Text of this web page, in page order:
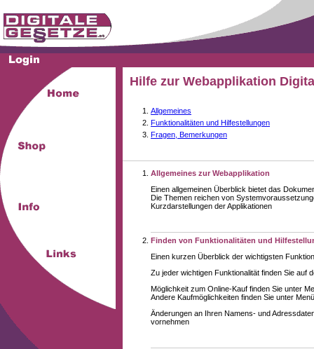
Hilfe zur Webapplikation
Allgemeines
Funktionalitäten und Hilfestellungen
Fragen, Bemerkungen
Allgemeines zur Webapplikation
Einen allgemeinen Überblick bietet das
Die Themen reichen von
Kurzdarstellungen der Applikationen
Finden von Funktionalitäten und
Einen kurzen Überblick der wichtigsten
Zu jeder wichtigen Funktionalität finden Sie auf
Möglichkeit zum Online-Kauf finden Sie unter
Andere Kaufmöglichkeiten finden Sie unter
Änderungen an Ihren Namens- und
vornehmen